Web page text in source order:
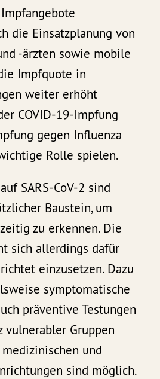
die Einsatzplanung von
-ärzten sowie mobile
Impfquote in
weiter erhöht
COVID-19-Impfung
gegen Influenza
Rolle spielen.
auf SARS-CoV-2 sind
Baustein, um
zu erkennen. Die
sich allerdings dafür
einzusetzen. Dazu
symptomatische
präventive Testungen
vulnerabler Gruppen
und
sind möglich.